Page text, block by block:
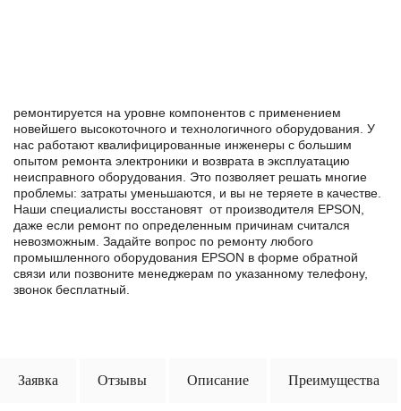
ремонтируется на уровне компонентов с применением
новейшего высокоточного и технологичного оборудования. У
нас работают квалифицированные инженеры с большим
опытом ремонта электроники и возврата в эксплуатацию
неисправного оборудования. Это позволяет решать многие
проблемы: затраты уменьшаются, и вы не теряете в качестве.
Наши специалисты восстановят от производителя EPSON,
даже если ремонт по определенным причинам считался
невозможным. Задайте вопрос по ремонту любого
промышленного оборудования EPSON в формe обратной
связи или позвоните менеджерам по указанному телефону,
звонок бесплатный.
Заявка Отзывы Описание Преимущества